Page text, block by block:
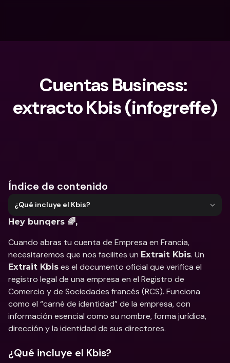
Cuentas Business:
extracto Kbis (infogreffe)
Índice de contenido
¿Qué incluye el Kbis?
Hey bunqers 🌈,
Cuando abras tu cuenta de Empresa en Francia,
necesitaremos que nos facilites un Extrait Kbis
Extrait Kbis es el documento oficial que verifica el
registro legal de una empresa en el Registro de
Comercio y de Sociedades francés (RCS). Funciona
como el “carné de identidad” de la empresa, con
información esencial como su nombre, forma jurídica,
dirección y la identidad de sus directores.
¿Qué incluye el Kbis?